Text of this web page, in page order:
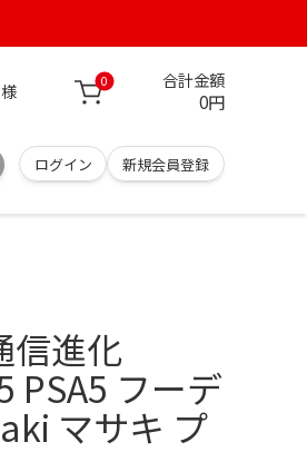
0 合計金額
0円
ログイン 新規会員登録
信進化
PSA5 フーデ
マサキ プ